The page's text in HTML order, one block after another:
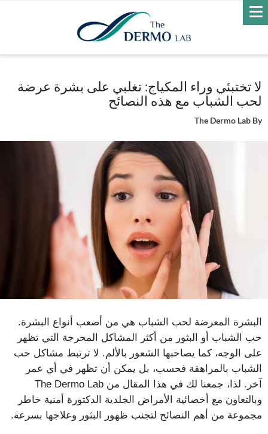
Home
لا تختبئي وراء المكياج: تغلبي على بشرة عرضة لحب
الشباب مع هذه النصائح
لا تختبئي وراء المكياج: تغلبي على بشرة عرضة
لحب الشباب مع هذه النصائح
By
The Dermo Lab
البشرة المعرضة لحب الشباب هي من أصعب أنواع البشرة.
حب الشباب أو البثور من أكثر المشاكل المحرجة التي تظهر
على الوجه، كما يصاحبها الشعور بالألم. لا ترتبط مشاكل حب
الشباب بالمراهقة فحسب، بل يمكن أن تظهر في أي عمر
آخر. لذا، جمعنا لك في هذا المقال من The Dermo Lab
وبالتعاون مع أخصائية الأمراض الجلدية الدكتورة أمنية خاطر
مجموعة من أهم النصائح لتجنب ظهور البثور وعلاجها بسرعة.